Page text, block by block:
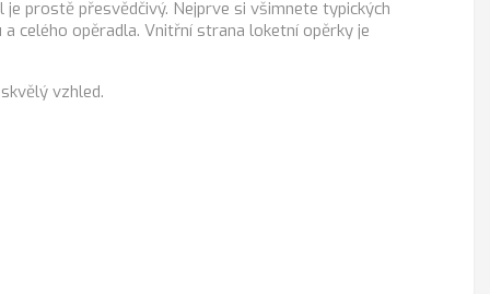
prostě přesvědčivý. Nejprve si všimnete typických
celého opěradla. Vnitřní strana loketní opěrky je
vzhled.